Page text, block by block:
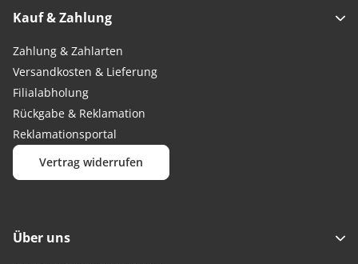
Kauf & Zahlung
Zahlung & Zahlarten
Versandkosten & Lieferung
Filialabholung
Rückgabe & Reklamation
Reklamationsportal
Vertrag widerrufen
Über uns